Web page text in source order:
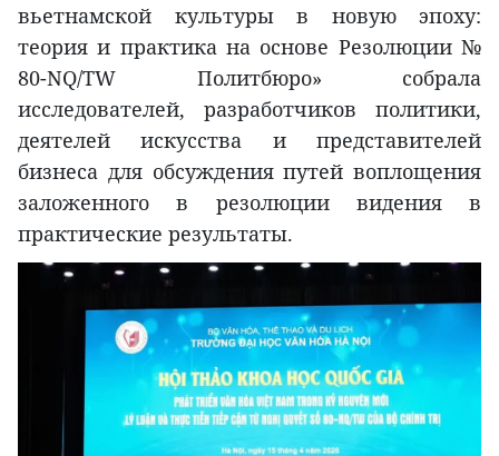
вьетнамской культуры в новую эпоху:
теория и практика на основе Резолюции №
80-NQ/TW Политбюро» собрала
исследователей, разработчиков политики,
деятелей искусства и представителей
бизнеса для обсуждения путей воплощения
заложенного в резолюции видения в
практические результаты.